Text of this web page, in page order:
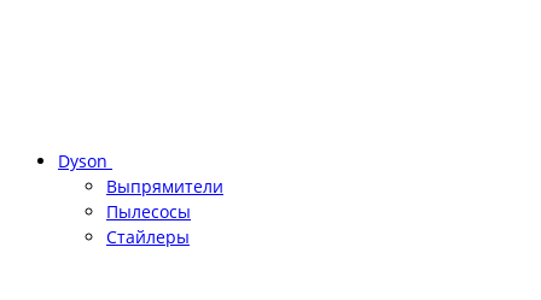
Dyson
Выпрямители
Пылесосы
Стайлеры